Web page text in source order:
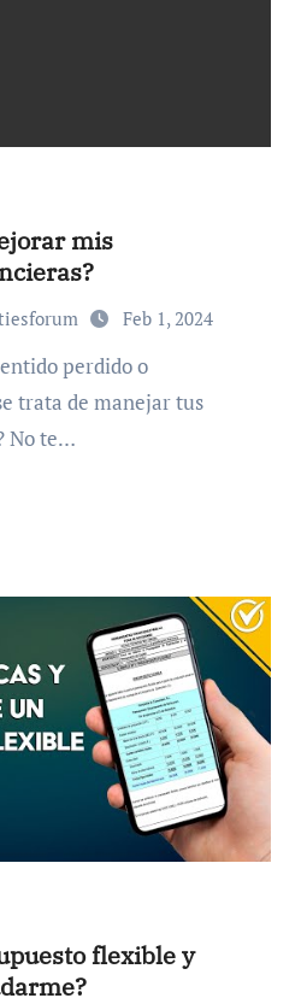
mis
Feb 1, 2024
trata de manejar tus
No te…
flexible y